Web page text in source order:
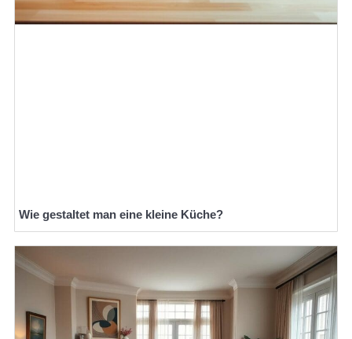
Wie gestaltet man eine kleine Küche?